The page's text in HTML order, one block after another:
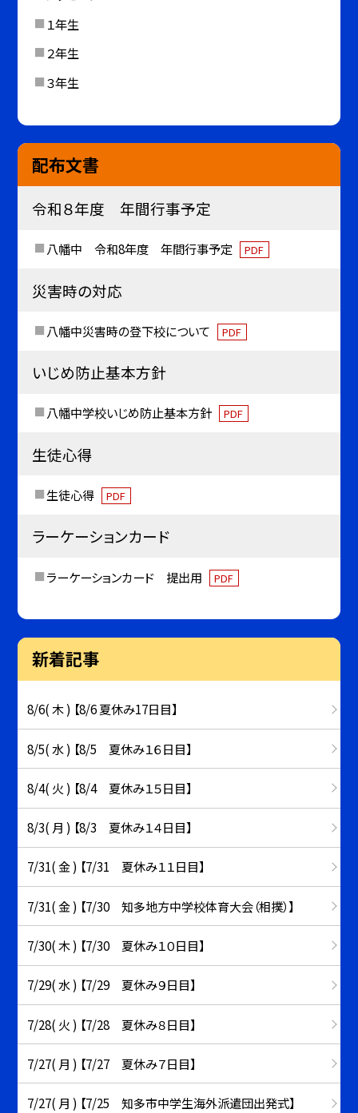
１年生
２年生
３年生
配布文書
令和８年度 年間行事予定
八幡中 令和8年度 年間行事予定 PDF
災害時の対応
八幡中災害時の登下校について PDF
いじめ防止基本方針
八幡中学校いじめ防止基本方針 PDF
生徒心得
生徒心得 PDF
ラーケーションカード
ラーケーションカード 提出用 PDF
新着記事
8/6( 木 ) 【8/6 夏休み17日目】
8/5( 水 ) 【8/5 夏休み１６日目】
8/4( 火 ) 【8/4 夏休み１５日目】
8/3( 月 ) 【8/3 夏休み１４日目】
7/31( 金 ) 【7/31 夏休み１１日目】
7/31( 金 ) 【7/30 知多地方中学校体育大会（相撲）】
7/30( 木 ) 【7/30 夏休み１０日目】
7/29( 水 ) 【7/29 夏休み９日目】
7/28( 火 ) 【7/28 夏休み８日目】
7/27( 月 ) 【7/27 夏休み７日目】
7/27( 月 ) 【7/25 知多市中学生海外派遣団出発式】